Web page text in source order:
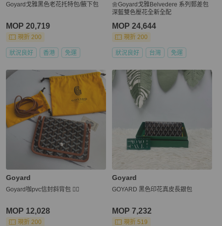
Goyard戈雅黑色老花托特包/腋下包
MOP 20,719
現折 200
狀況良好 香港 免運
🌼Goyard戈雅Belvedere 系列郵差包
深藍雙色壓花全新全配
MOP 24,644
現折 200
狀況良好 台灣 免運
Goyard
Goyard咖pvc信封斜背包 ❤️‍🔥
MOP 12,028
現折 200
Goyard
GOYARD 黑色印花真皮長銀包
MOP 7,232
現折 519